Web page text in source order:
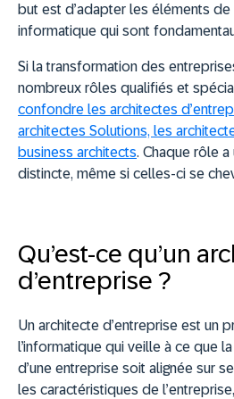
but est d’adapter les éléments de
informatique qui sont
Si la transformation des
nombreux rôles qualifiés et
confondre les architectes
architectes Solutions, les
business architects. Chaque rôle
distincte, même si celles-ci se
Qu’est-ce qu’un
d’entreprise ?
Un architecte d’entreprise est un
l’informatique qui veille à ce que
d’une entreprise soit alignée sur
les caractéristiques de